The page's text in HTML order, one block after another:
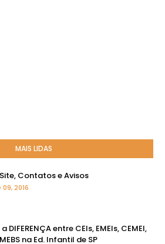
MAIS LIDAS
Contatos e Avisos
09, 2016
DIFERENÇA entre CEIs, EMEIs, CEMEI,
na Ed. Infantil de SP